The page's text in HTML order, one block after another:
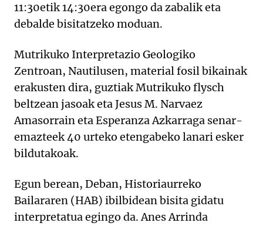
11:30etik 14:30era egongo da zabalik eta
debalde bisitatzeko moduan.
Mutrikuko Interpretazio Geologiko
Zentroan, Nautilusen, material fosil bikainak
erakusten dira, guztiak Mutrikuko flysch
beltzean jasoak eta Jesus M. Narvaez
Amasorrain eta Esperanza Azkarraga senar-
emazteek 40 urteko etengabeko lanari esker
bildutakoak.
Egun berean, Deban, Historiaurreko
Bailararen (HAB) ibilbidean bisita gidatu
interpretatua egingo da. Anes Arrinda